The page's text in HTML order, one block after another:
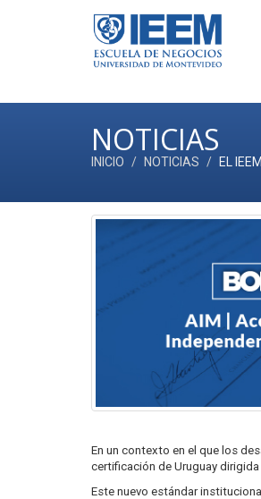
NOTICIAS
INICIO NOTICIAS EL
En un contexto en el que los
certificación de Uruguay
Este nuevo estándar